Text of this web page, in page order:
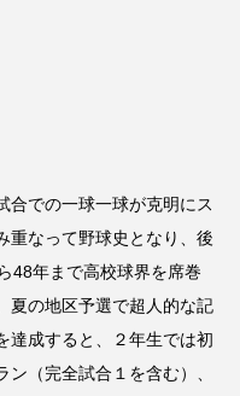
合での一球一球が克明にス
重なって野球史となり、後
48年まで高校球界を席巻
夏の地区予選で超人的な記
達成すると、２年生では初
（完全試合１を含む）、